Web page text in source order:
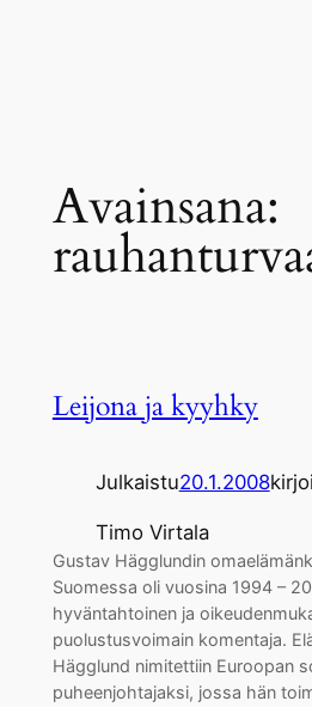
Avainsana:
Leijona ja kyyhky
Julkaistu20.1.2008
Timo Virtala
Gustav Hägglundin
Suomessa oli vuosina 1994 –
hyväntahtoinen ja
puolustusvoimain komentaja.
Hägglund nimitettiin Euroopan
puheenjohtajaksi, jossa hän